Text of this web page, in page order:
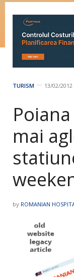
TURISM 13/02/2012
mai
by ROMANIAN